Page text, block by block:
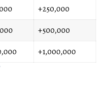
+250,000
+500,000
+1,000,000